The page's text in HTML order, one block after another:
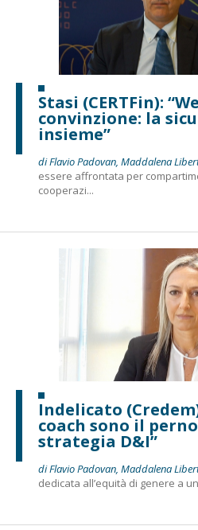
Stasi (CERTFin):
convinzione: la
insieme”
di Flavio Padovan, Maddalena
essere affrontata per
cooperazi...
Indelicato
coach sono il
strategia D&I”
di Flavio Padovan, Maddalena
dedicata all’equità di genere a